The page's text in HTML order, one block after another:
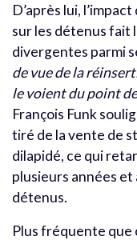
D’après lui,
sur les détenus fait
divergentes parmi
de vue de la
le voient du point
François Funk
tiré de la vente de
dilapidé, ce qui
plusieurs années
détenus.
Plus fréquente que